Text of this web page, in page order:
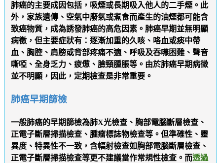
肺癌的主要成因包括，吸煙或長期吸入他人的二手煙。此
外，家族遺傳、空氣中廢氣或煮食而產生的油煙都可能含
致癌物質，成為誘發肺癌的高危因素。肺癌早期並無明顯
病徵，但主要症狀有：逐漸加重的久咳、咯血或痰中帶
血、胸腔、肩膀或背部疼痛不適、呼吸及吞嚥困難、聲音
嘶啞、全身乏力、疲憊、臉頸腫脹等。由於肺癌早期病徵
並不明顯，因此，定期檢查是非常重要。
肺癌早期篩檢
一般肺癌的早期篩檢為肺X光檢查、胸部電腦斷層檢查、
正電子斷層掃描檢查、腫瘤標誌物檢查等。但準確性、靈
異度、特異性不一致，含幅射檢查如胸部電腦斷層檢查、
正電子斷層掃描檢查等更不建議當作常規性檢查。而透過